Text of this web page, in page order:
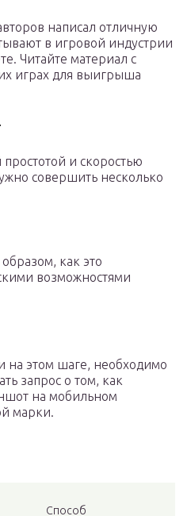
написал отличную
в игровой индустрии
Читайте материал с
играх для выигрыша
и скоростью
совершить несколько
как это
возможностями
на этом шаге, необходимо
запрос о том, как
на мобильном
марки.
Способ